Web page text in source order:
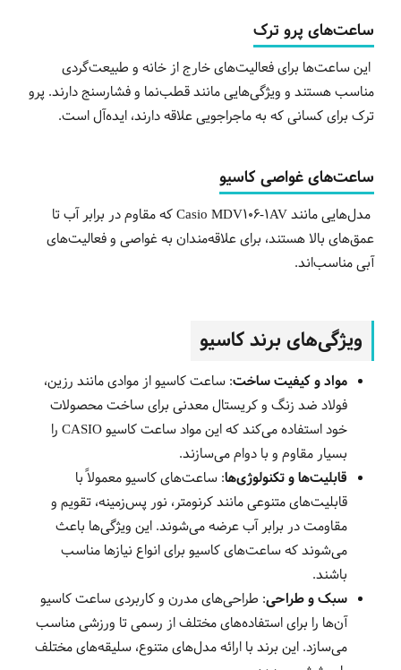
ساعت‌های پرو ترک
این ساعت‌ها برای فعالیت‌های خارج از خانه و طبیعت‌گردی
مناسب هستند و ویژگی‌هایی مانند قطب‌نما و فشارسنج دارند. پرو
ترک برای کسانی که به ماجراجویی علاقه دارند، ایده‌آل است.
ساعت‌های غواصی کاسیو
مدل‌هایی مانند
که مقاوم در برابر آب تا
عمق‌های بالا هستند، برای علاقه‌مندان به غواصی و فعالیت‌های
آبی مناسب‌اند.
ویژگی‌های برند کاسیو
مواد و کیفیت ساخت: ساعتکاسیو از موادی مانند رزین،
فولاد ضد زنگ و کریستال معدنی برای ساخت محصولات
خود استفاده می‌کند که این مواد ساعت‌ کاسیو CASIO را
بسیار مقاوم و با دوام می‌سازند.
قابلیت‌ها و تکنولوژی‌ها: ساعت‌های کاسیو معمولاً با
قابلیت‌های متنوعی مانند کرنومتر، نور پس‌زمینه، تقویم و
مقاومت در برابر آب عرضه می‌شوند. این ویژگی‌ها باعث
می‌شوند که ساعت‌های کاسیو برای انواع نیازها مناسب
باشند.
سبک و طراحی: طراحی‌های مدرن و کاربردی ساعت‌ کاسیو
آن‌ها را برای استفاده‌های مختلف از رسمی تا ورزشی مناسب
می‌سازد. این برند با ارائه مدل‌های متنوع، سلیقه‌های مختلف